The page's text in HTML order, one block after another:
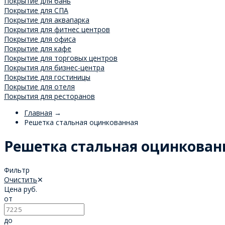
Покрытие для СПА
Покрытие для аквапарка
Покрытия для фитнес центров
Покрытие для офиса
Покрытие для кафе
Покрытие для торговых центров
Покрытия для бизнес-центра
Покрытие для гостиницы
Покрытие для отеля
Покрытия для ресторанов
Главная →
Решетка стальная оцинкованная
Решетка стальная
Фильтр
Очистить✕
Цена руб.
от
до